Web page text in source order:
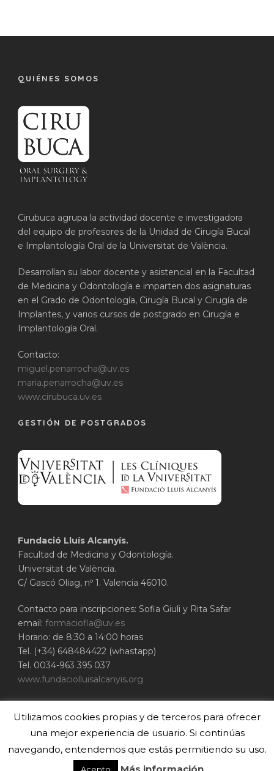
QUIÉNES SOMOS
Cirubuca agrupa la actividad docente e investigadora
del equipo de profesores de la Unidad de Cirugía Bucal
e Implantología Oral de la Universitat de València.
Desarrollan su labor docente y asistencial en la Facultad
de Medicina y Odontología e imparten dos asignaturas
en el Grado de Odontología, Cirugía Bucal y Cirugía de
Implantes, y varios cursos de postgrado en Cirugía e
Implantología Oral.
Contacto:
miguel.penarrocha@uv.es
maria.penarrocha@uv.es
www.cirubuca.uv.es
GESTIÓN DE POSTGRADOS
Fundació Lluís Alcanyís.
Facultad de Medicina y Odontología.
Universitat de València.
C/ Gascó Oliag, nº 1. Valencia 46010.
Contacto para inscripciones: Sofia Giuli y Rita Safar
email: formaciofla@uv.es
Horario: de 8:30 a 14:00 horas
Tel. (+34) 648484422 (whastapp)
Tel. 0034-963 395 037
www.fundaciolluisalcanyis.org
ValenciaUniversitat de València
www.adeituv.es
Utilizamos cookies propias y de terceros para ofrecer
una mejor experiencia de usuario. Si continúas
navegando, entendemos que estás permitiendo su uso.